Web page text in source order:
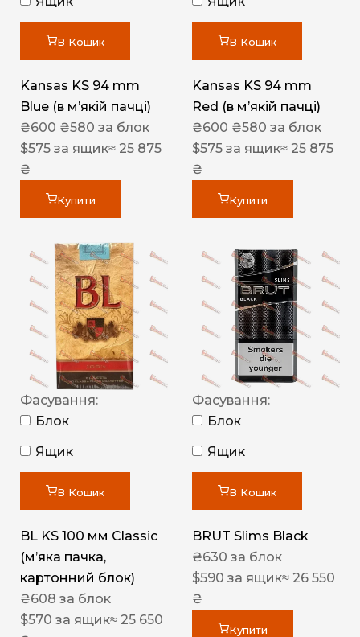
В Кошик
Kansas KS 94 mm
Blue (в мʼякій пачці)
₴600 ₴580 за блок
$575 за ящик≈ 25 875
₴
Купити
В Кошик
Kansas KS 94 mm
Red (в мʼякій пачці)
₴600 ₴580 за блок
$575 за ящик≈ 25 875
₴
Купити
Фасування:
Блок
Ящик
В Кошик
BL KS 100 мм Classic
(м’яка пачка,
картонний блок)
₴608 за блок
$570 за ящик≈ 25 650
Фасування:
Блок
Ящик
В Кошик
BRUT Slims Black
₴630 за блок
$590 за ящик≈ 26 550
₴
Купити